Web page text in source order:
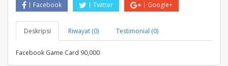
Facebook
Twitter Google+
Deskripsi Riwayat (0) Testimonial (0)
Facebook Game Card 90,000